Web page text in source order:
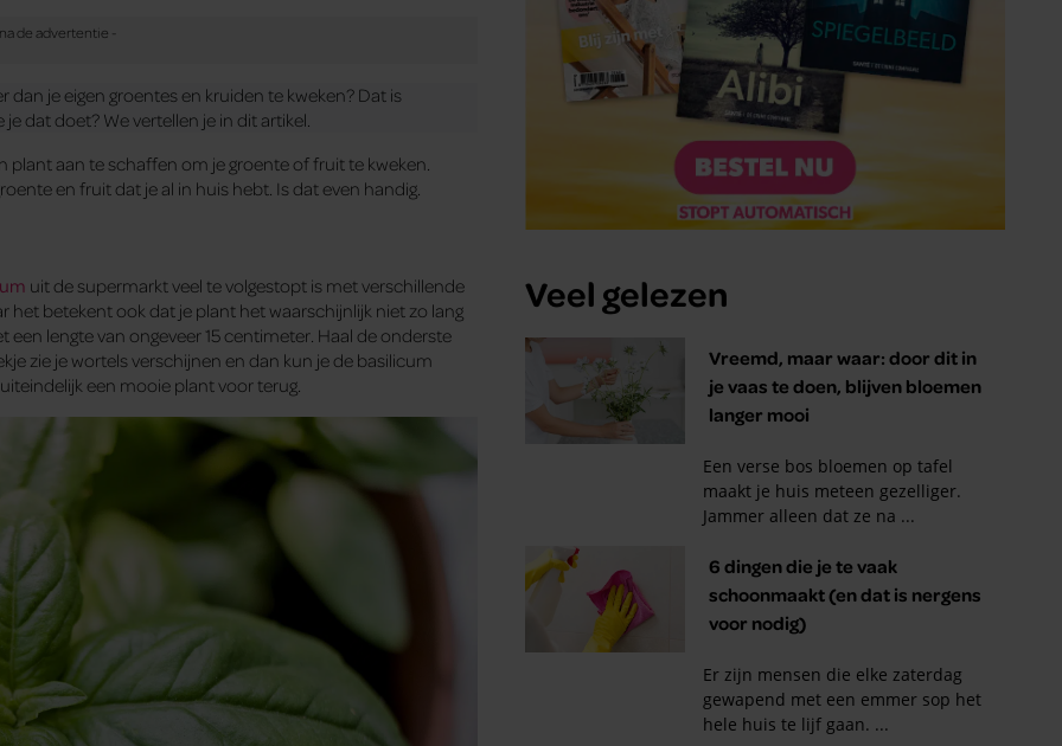
je eigen groentes en kruiden te kweken? Dat is
dat doet? We vertellen je in dit artikel.
plant aan te schaffen om je groente of fruit te kweken.
en fruit dat je al in huis hebt. Is dat even handig.
uit de supermarkt veel te volgestopt is met verschillende
het betekent ook dat je plant het waarschijnlijk niet zo lang
lengte van ongeveer 15 centimeter. Haal de onderste
zie je wortels verschijnen en dan kun je de basilicum
een mooie plant voor terug.